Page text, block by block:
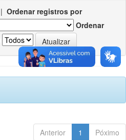
| Ordenar registros por
Ordenar
Anterior 1 Póximo